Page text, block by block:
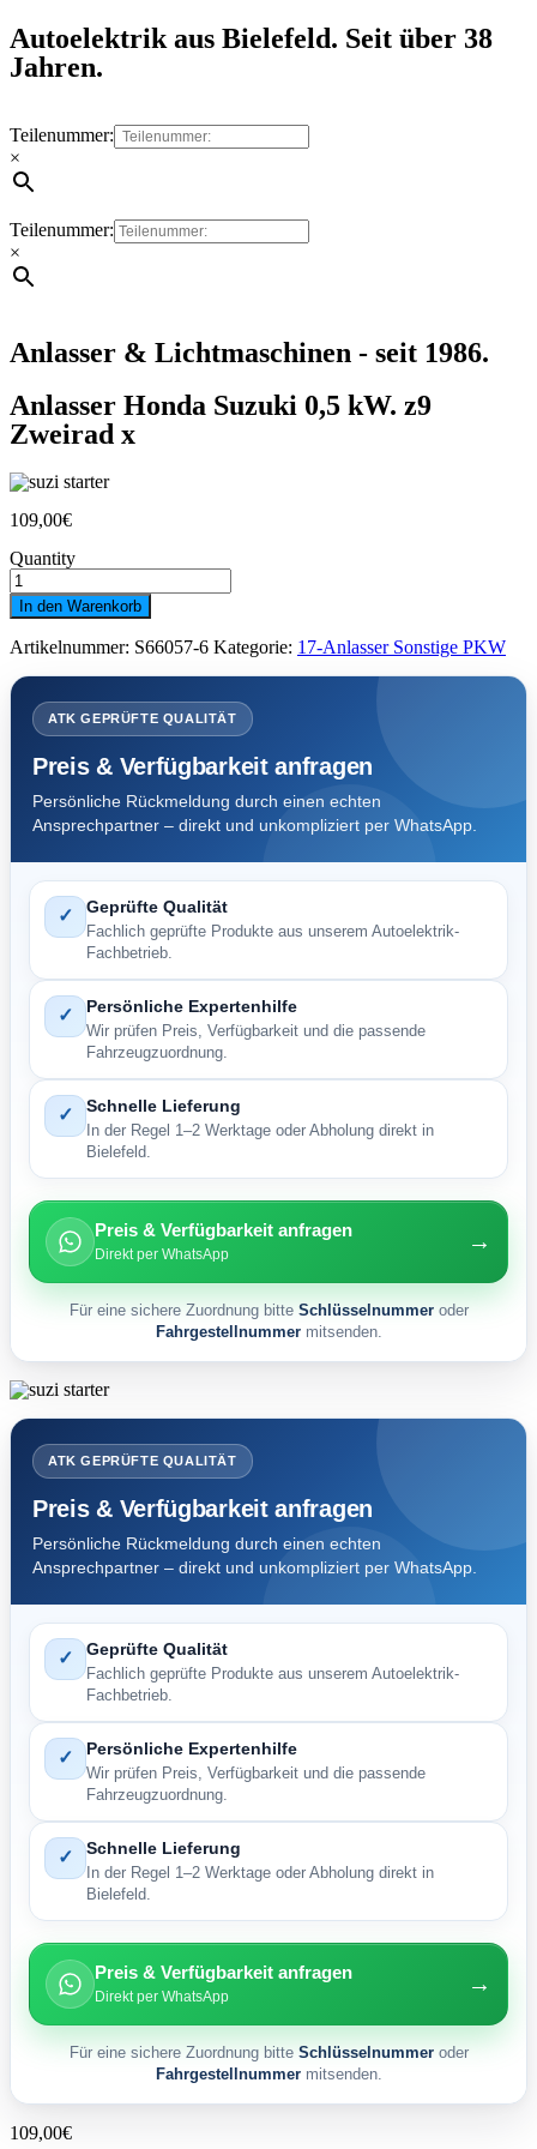
Autoelektrik aus Bielefeld. Seit über 38
Jahren.
Teilenummer:
×
Teilenummer:
×
Anlasser & Lichtmaschinen - seit 1986.
Anlasser Honda Suzuki 0,5 kW. z9
Zweirad x
109,00€
Quantity
Anlasser
Honda
Suzuki
kW.
z9
Zweirad
Menge
In den Warenkorb
Artikelnummer: S66057-6 Kategorie: 17-Anlasser Sonstige PKW
ATK GEPRÜFTE QUALITÄT
Preis & Verfügbarkeit anfragen
Persönliche Rückmeldung durch einen echten
Ansprechpartner – direkt und unkompliziert per WhatsApp.
✓ Geprüfte Qualität
Fachlich geprüfte Produkte aus unserem Autoelektrik-
Fachbetrieb.
✓ Persönliche Expertenhilfe
Wir prüfen Preis, Verfügbarkeit und die passende
Fahrzeugzuordnung.
✓ Schnelle Lieferung
In der Regel 1–2 Werktage oder Abholung direkt in
Bielefeld.
Preis & Verfügbarkeit anfragen
Direkt per WhatsApp →
Für eine sichere Zuordnung bitte Schlüsselnummeroder
Fahrgestellnummermitsenden.
ATK GEPRÜFTE QUALITÄT
Preis & Verfügbarkeit anfragen
Persönliche Rückmeldung durch einen echten
Ansprechpartner – direkt und unkompliziert per WhatsApp.
✓ Geprüfte Qualität
Fachlich geprüfte Produkte aus unserem Autoelektrik-
Fachbetrieb.
✓ Persönliche Expertenhilfe
Wir prüfen Preis, Verfügbarkeit und die passende
Fahrzeugzuordnung.
✓ Schnelle Lieferung
In der Regel 1–2 Werktage oder Abholung direkt in
Bielefeld.
Preis & Verfügbarkeit anfragen
Direkt per WhatsApp →
Für eine sichere Zuordnung bitte Schlüsselnummeroder
Fahrgestellnummermitsenden.
109,00€